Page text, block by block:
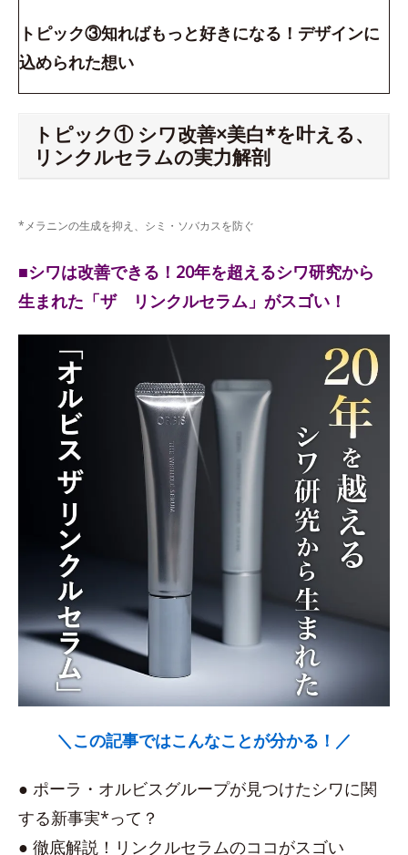
トピック③知ればもっと好きになる！デザインに
込められた想い
トピック① シワ改善×美白*を叶える、
リンクルセラムの実力解剖
*メラニンの生成を抑え、シミ・ソバカスを防ぐ
■シワは改善できる！20年を超えるシワ研究から
生まれた「ザ リンクルセラム」がスゴい！
＼この記事ではこんなことが分かる！／
● ポーラ・オルビスグループが見つけたシワに関
する新事実*って？
● 徹底解説！リンクルセラムのココがスゴい